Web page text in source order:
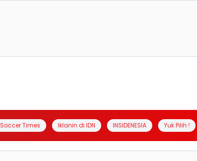
Soccer Times Iklanin di IDN INSIDENESIA Yuk Pilih !